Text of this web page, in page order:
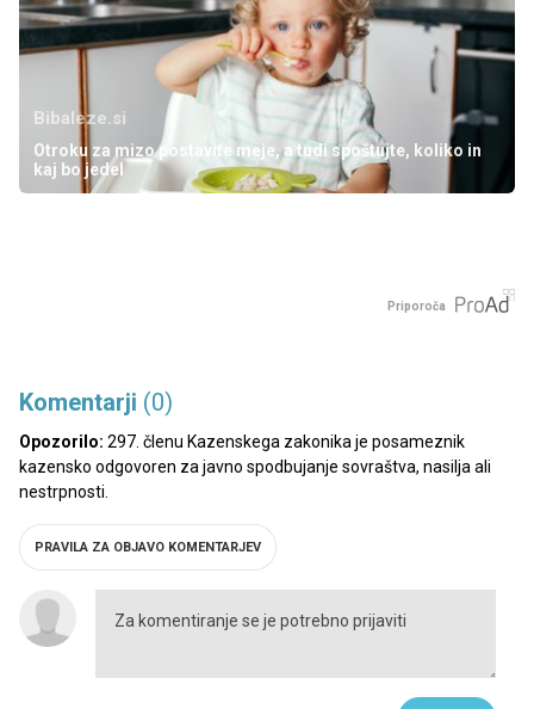
Bibaleze.si
Otroku za mizo postavite meje, a tudi spoštujte, koliko in
kaj bo jedel
Priporoča
Komentarji (0)
Opozorilo: 297. členu Kazenskega zakonika je posameznik
kazensko odgovoren za javno spodbujanje sovraštva, nasilja ali
nestrpnosti.
PRAVILA ZA OBJAVO KOMENTARJEV